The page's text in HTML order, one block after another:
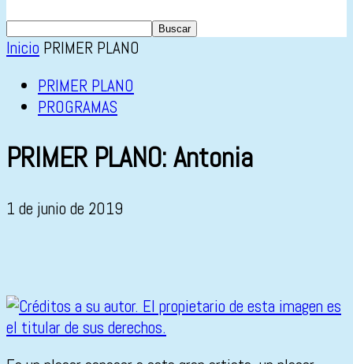
Inicio PRIMER PLANO
PRIMER PLANO
PROGRAMAS
PRIMER PLANO: Antonia
1 de junio de 2019